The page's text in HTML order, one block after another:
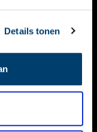
Details tonen